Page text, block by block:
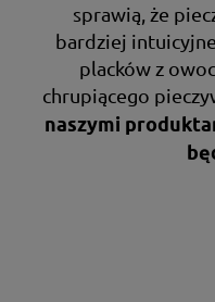
sprawią, że
bardziej
placków z
chrupiącego
naszymi